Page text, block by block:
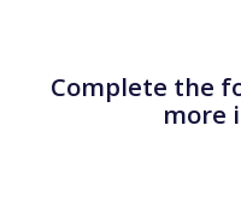
Complete the
more